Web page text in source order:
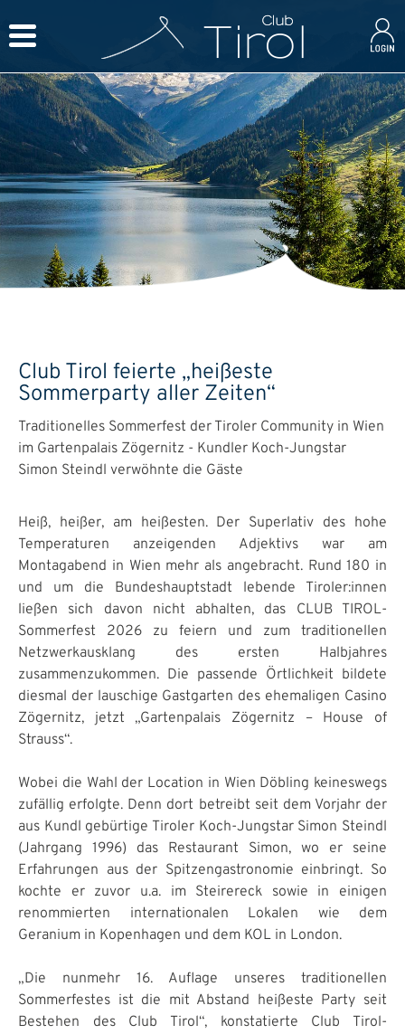
Club Tirol feierte „heißeste
Sommerparty aller Zeiten“
Traditionelles Sommerfest der Tiroler Community in Wien
im Gartenpalais Zögernitz - Kundler Koch-Jungstar
Simon Steindl verwöhnte die Gäste
Heiß, heißer, am heißesten. Der Superlativ des hohe
Temperaturen anzeigenden Adjektivs war am
Montagabend in Wien mehr als angebracht. Rund 180 in
und um die Bundeshauptstadt lebende Tiroler:innen
ließen sich davon nicht abhalten, das CLUB TIROL-
Sommerfest 2026 zu feiern und zum traditionellen
Netzwerkausklang des ersten Halbjahres
zusammenzukommen. Die passende Örtlichkeit bildete
diesmal der lauschige Gastgarten des ehemaligen Casino
Zögernitz, jetzt „Gartenpalais Zögernitz – House of
Strauss“.
Wobei die Wahl der Location in Wien Döbling keineswegs
zufällig erfolgte. Denn dort betreibt seit dem Vorjahr der
aus Kundl gebürtige Tiroler Koch-Jungstar Simon Steindl
(Jahrgang 1996) das Restaurant Simon, wo er seine
Erfahrungen aus der Spitzengastronomie einbringt. So
kochte er zuvor u.a. im Steirereck sowie in einigen
renommierten internationalen Lokalen wie dem
Geranium in Kopenhagen und dem KOL in London.
„Die nunmehr 16. Auflage unseres traditionellen
Sommerfestes ist die mit Abstand heißeste Party seit
Bestehen des Club Tirol“, konstatierte Club Tirol-